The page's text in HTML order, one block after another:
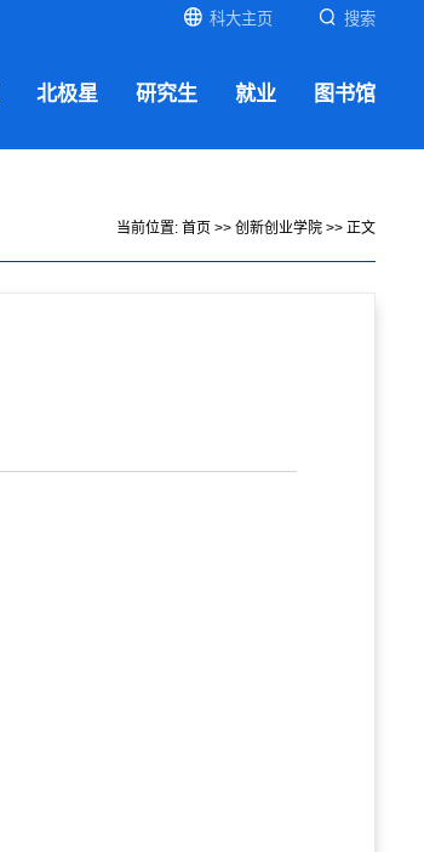
科大主页 搜索
北极星 研究生 就业 图书馆
当前位置: 首页 >> 创新创业学院>> 正文